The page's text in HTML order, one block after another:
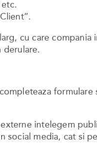
cu care compania
derulare.
formulare
intelegem
social media, cat si